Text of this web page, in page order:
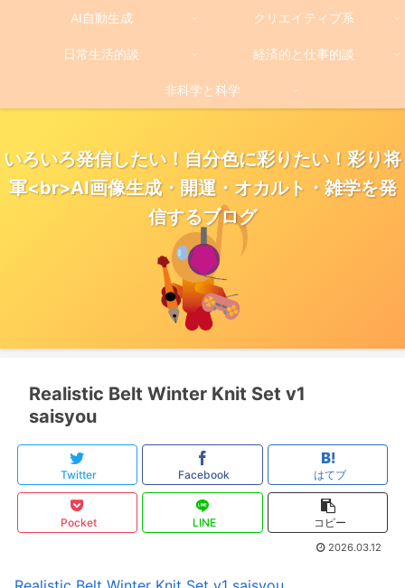
いろいろ発信したい！自分色に彩りたい！彩り将
軍<br>AI画像生成・開運・オカルト・雑学を発
信するブログ
AI自動生成 クリエイティブ系
日常生活的談 経済的と仕事的談
非科学と科学
Realistic Belt Winter Knit Set v1
saisyou
Twitter Facebook はてブ
Pocket LINE コピー
2026.03.12